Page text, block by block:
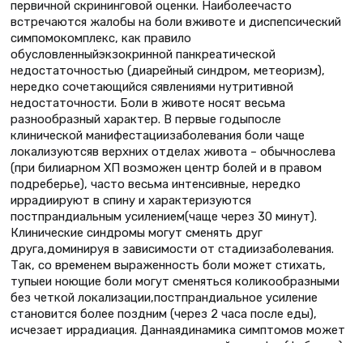
первичной скрининговой оценки. Наиболеечасто
встречаются жалобы на боли вживоте и диспепсический
симпомокомплекс, как правило
обусловленныйэкзокринной панкреатической
недостаточностью (диарейный синдром, метеоризм),
нередко сочетающийся сявлениями нутритивной
недостаточности. Боли в животе носят весьма
разнообразный характер. В первые годыпосле
клинической манифестациизаболевания боли чаще
локализуютсяв верхних отделах живота – обычнослева
(при билиарном ХП возможен центр болей и в правом
подреберье), часто весьма интенсивные, нередко
иррадиируют в спину и характеризуются
постпрандиальным усилением(чаще через 30 минут).
Клинические синдромы могут сменять друг
друга,доминируя в зависимости от стадиизаболевания.
Так, со временем выраженность боли может стихать,
тупыеи ноющие боли могут сменяться коликообразными
без четкой локализации,постпрандиальное усиление
становится более поздним (через 2 часа после еды),
исчезает иррадиация. Даннаядинамика симптомов может